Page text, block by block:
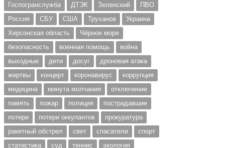
Госпогранслужба
ДТЭК Зеленский
ПВО
Россия
СБУ США Труханов
Украина
Херсонская область
Чёрное море
безопасность
военная помощь
война
выходные
дети досуг
дроновая атака
жертвы
концерт коронавирус
коррупция
медицина
минута молчания
отключение
память
пожар полиция
пострадавшие
потери
потери оккупантов
прокуратура
ракетный обстрел
свет спасатели
спорт
статистика
суд теннис
экология